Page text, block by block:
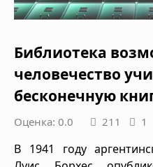
Библиотека
человечество
бесконечную
Оценка: 0.0 211 1
В 1941 году